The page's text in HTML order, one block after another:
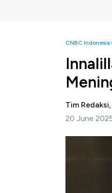
CNBC Indonesia
Tim Redaksi,
20 June